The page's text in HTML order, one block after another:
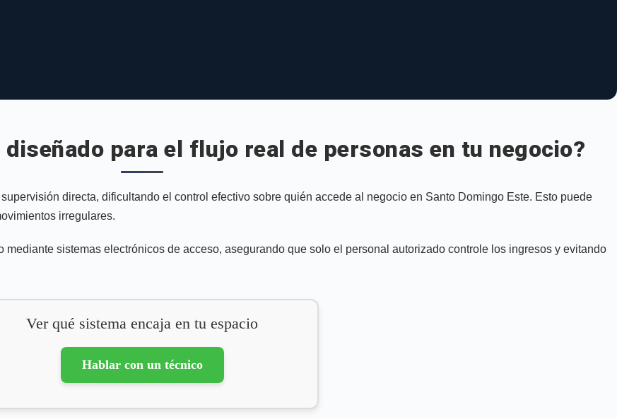
para el flujo real de personas en tu negocio?
directa, dificultando el control efectivo sobre quién accede al negocio en Santo Domingo Este. Esto puede
irregulares.
sistemas electrónicos de acceso, asegurando que solo el personal autorizado controle los ingresos y evitando
Ver qué sistema encaja en tu espacio
Hablar con un técnico